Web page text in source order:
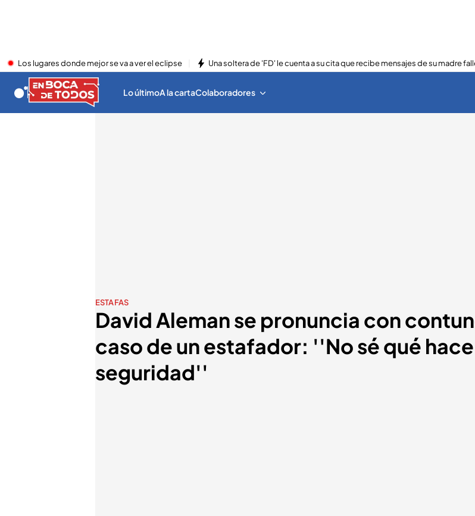
Los lugares donde mejor se va a ver el eclipse Una soltera de 'FD' le cuenta a su cita que recibe mensajes de su madre
Lo últimoA la cartaColaboradores
ESTAFAS
David Aleman se pronuncia con
caso de un estafador: ''No sé qué
seguridad''